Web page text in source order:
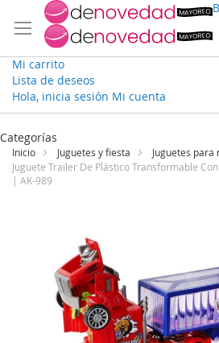
Mi carrito
Lista de deseos
Hola, inicia sesión Mi cuenta
Ir
contenido
Categorías
Inicio Juguetes y fiesta
Juguetes para
Juguete Trailer De Plástico Transformable
| AK-989
imágenes